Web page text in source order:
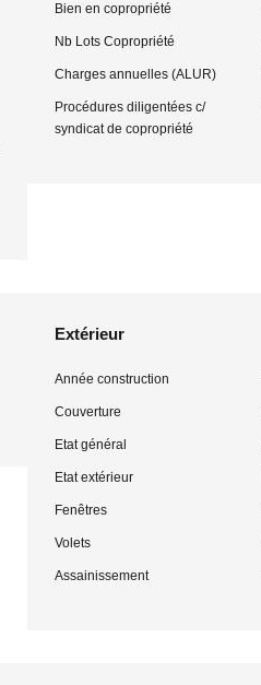
Bien en copropriété
Nb Lots Copropriété
Charges annuelles (ALUR)
Procédures diligentées c/
syndicat de copropriété
Extérieur
Année construction
Couverture
Etat général
Etat extérieur
Fenêtres
Volets
Assainissement